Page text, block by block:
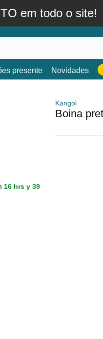
em todo o site!
presente Novidades
Kangol
Boina
16 hrs y 39